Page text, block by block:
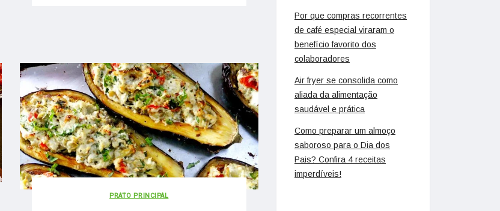
PRATO PRINCIPAL
Por que compras recorrentes
de café especial viraram o
benefício favorito dos
colaboradores
Air fryer se consolida como
aliada da alimentação
saudável e prática
Como preparar um almoço
saboroso para o Dia dos
Pais? Confira 4 receitas
imperdíveis!